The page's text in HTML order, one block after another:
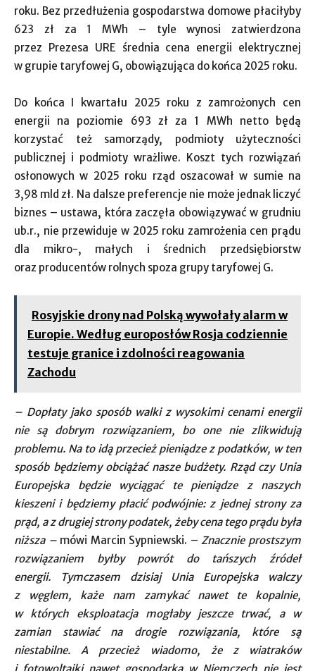
roku. Bez przedłużenia gospodarstwa domowe płaciłyby
623 zł za 1 MWh – tyle wynosi zatwierdzona
przez Prezesa URE średnia cena energii elektrycznej
w grupie taryfowej G, obowiązująca do końca 2025 roku.
Do końca I kwartału 2025 roku z zamrożonych cen
energii na poziomie 693 zł za 1 MWh netto będą
korzystać też samorządy, podmioty użyteczności
publicznej i podmioty wrażliwe. Koszt tych rozwiązań
osłonowych w 2025 roku rząd oszacował w sumie na
3,98 mld zł. Na dalsze preferencje nie może jednak liczyć
biznes – ustawa, która zaczęła obowiązywać w grudniu
ub.r., nie przewiduje w 2025 roku zamrożenia cen prądu
dla mikro-, małych i średnich przedsiębiorstw
oraz producentów rolnych spoza grupy taryfowej G.
Rosyjskie drony nad Polską wywołały alarm w
Europie. Według europosłów Rosja codziennie
testuje granice i zdolności reagowania
Zachodu
– Dopłaty jako sposób walki z wysokimi cenami energii
nie są dobrym rozwiązaniem, bo one nie zlikwidują
problemu. Na to idą przecież pieniądze z podatków, w ten
sposób będziemy obciążać nasze budżety. Rząd czy Unia
Europejska będzie wyciągać te pieniądze z naszych
kieszeni i będziemy płacić podwójnie: z jednej strony za
prąd, a z drugiej strony podatek, żeby cena tego prądu była
niższa –mówi Marcin Sypniewski. – Znacznie prostszym
rozwiązaniem byłby powrót do tańszych źródeł
energii. Tymczasem dzisiaj Unia Europejska walczy
z węglem, każe nam zamykać nawet te kopalnie,
w których eksploatacja mogłaby jeszcze trwać, a w
zamian stawiać na drogie rozwiązania, które są
niestabilne. A przecież wiadomo, że z wiatraków